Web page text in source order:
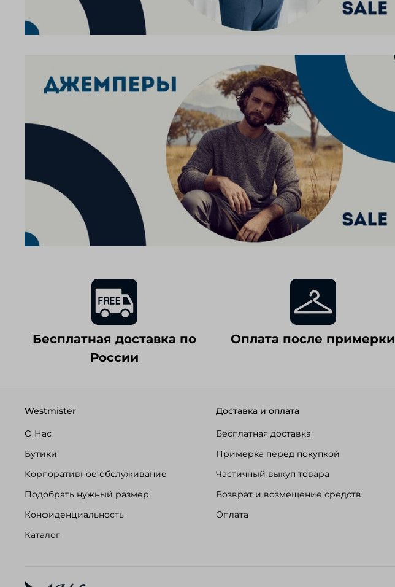
Бесплатная доставка по
России
Оплата после примерки
Westmister
О Нас
Бутики
Корпоративное обслуживание
Подобрать нужный размер
Конфиденциальность
Каталог
Доставка и оплата
Бесплатная доставка
Примерка перед покупкой
Частичный выкуп товара
Возврат и возмещение средств
Оплата